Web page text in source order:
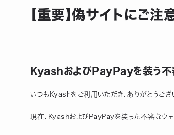
【重要】偽サイトにご注
KyashおよびPayPayを装う不
いつもKyashをご利用いただき、ありがとうござ
現在、KyashおよびPayPayを装った不審なウェ